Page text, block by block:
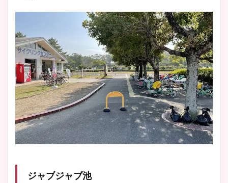
ジャブジャブ池